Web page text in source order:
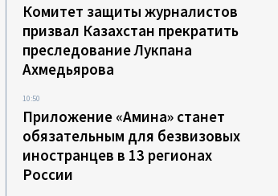
Комитет защиты журналистов
призвал Казахстан прекратить
преследование Лукпана
Ахмедьярова
10:50
Приложение «Амина» станет
обязательным для безвизовых
иностранцев в 13 регионах
России